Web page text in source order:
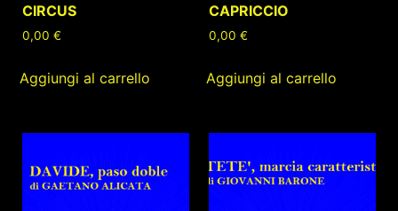
CIRCUS
0,00€
Aggiungi al carrello
CAPRICCIO
0,00€
Aggiungi al carrello